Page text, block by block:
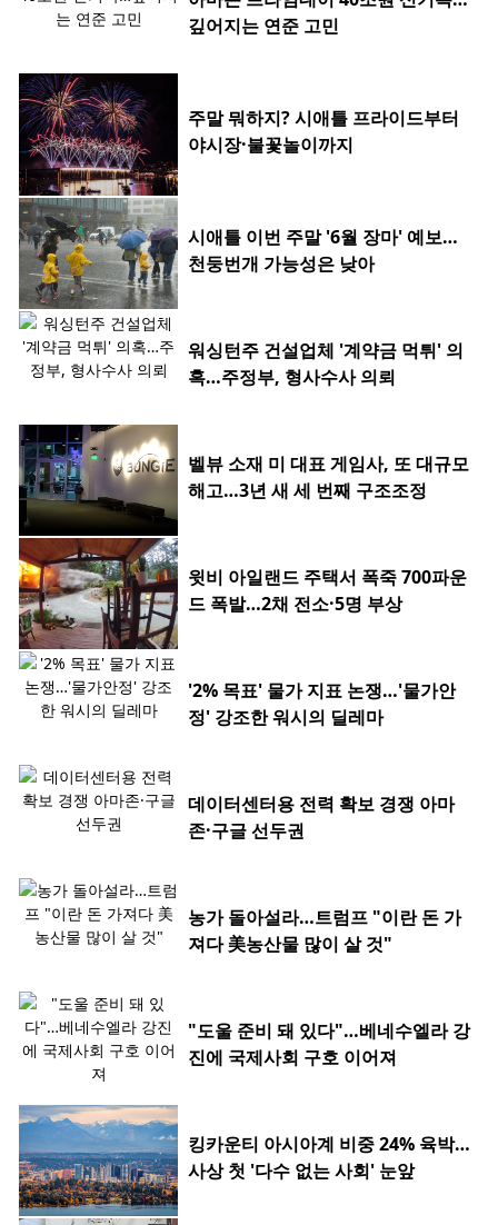
깊어지는 연준 고민
주말 뭐하지? 시애틀 프라이드부터
야시장·불꽃놀이까지
시애틀 이번 주말 '6월 장마' 예보…
천둥번개 가능성은 낮아
워싱턴주 건설업체 '계약금 먹튀' 의
혹…주정부, 형사수사 의뢰
벨뷰 소재 미 대표 게임사, 또 대규모
해고…3년 새 세 번째 구조조정
윗비 아일랜드 주택서 폭죽 700파운
드 폭발…2채 전소·5명 부상
'2% 목표' 물가 지표 논쟁…'물가안
정' 강조한 워시의 딜레마
데이터센터용 전력 확보 경쟁 아마
존·구글 선두권
농가 돌아설라…트럼프 "이란 돈 가
져다 美농산물 많이 살 것"
"도울 준비 돼 있다"…베네수엘라 강
진에 국제사회 구호 이어져
킹카운티 아시아계 비중 24% 육박…
사상 첫 '다수 없는 사회' 눈앞